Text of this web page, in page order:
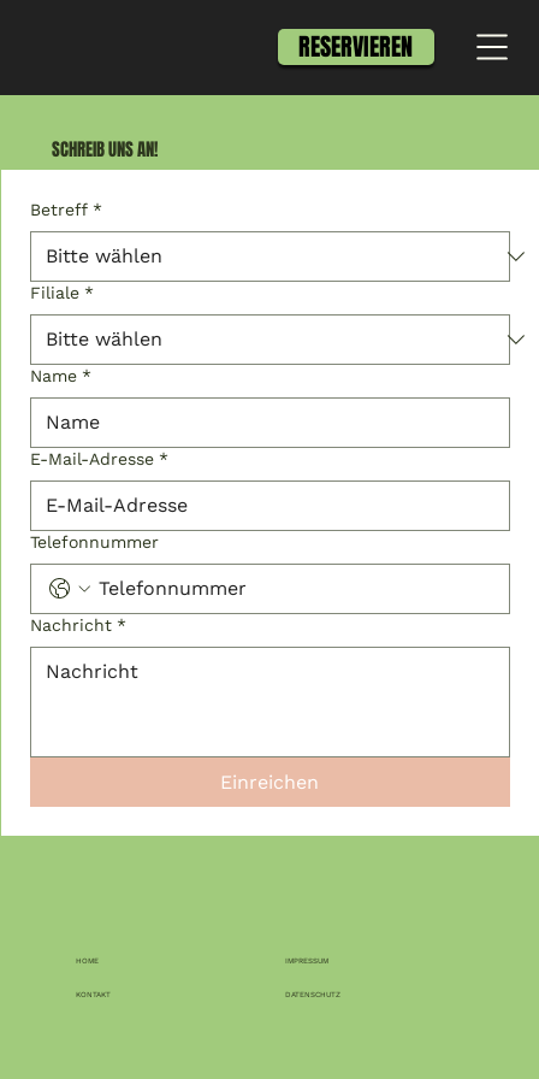
RESERVIEREN
SCHREIB UNS AN!
Betreff *
Filiale *
Name *
E-Mail-Adresse *
Telefonnummer
Nachricht *
Einreichen
HOME
KONTAKT
IMPRESSUM
DATENSCHUTZ